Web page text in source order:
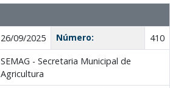
26/09/2025 Número:
410
SEMAG - Secretaria Municipal de
Agricultura